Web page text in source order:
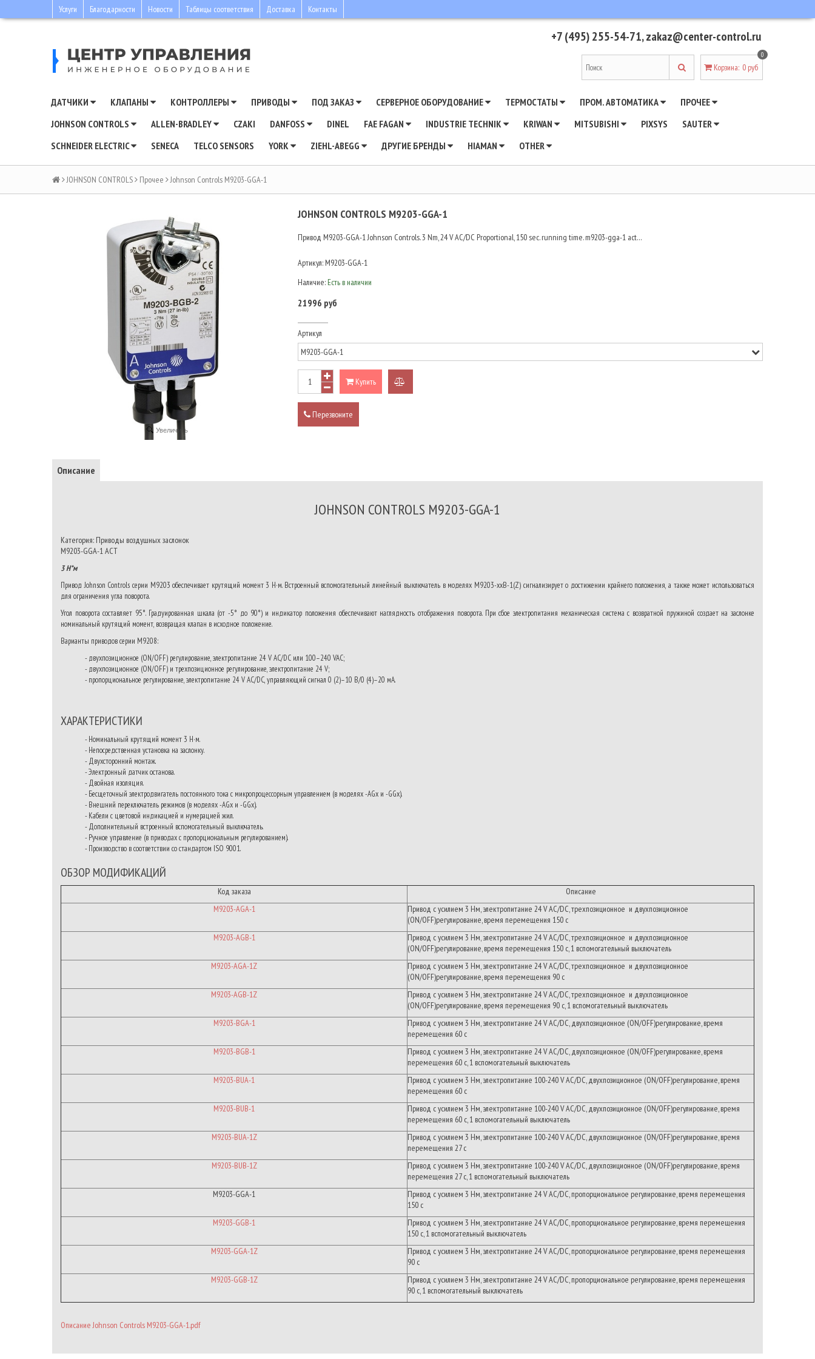
Услуги Благодарности Новости Таблицы соответствия Доставка Контакты
+7 (495) 255-54-71,zakaz@center-control.ru
Корзина:
0
0 руб
ДАТЧИКИ КЛАПАНЫ КОНТРОЛЛЕРЫ ПРИВОДЫ ПОД ЗАКАЗ СЕРВЕРНОЕ ОБОРУДОВАНИЕ ТЕРМОСТАТЫ ПРОМ. АВТОМАТИКА
ПРОЧЕЕ
JOHNSON CONTROLS
ALLEN-BRADLEY CZAKI DANFOSS DINEL FAE FAGAN INDUSTRIE TECHNIK KRIWAN MITSUBISHI PIXSYS
SAUTER
SCHNEIDER ELECTRIC
SENECA TELCO SENSORS YORK ZIEHL-ABEGG ДРУГИЕ БРЕНДЫ HIAMAN OTHER
JOHNSON CONTROLS Прочее Johnson Controls M9203-GGA-1
Увеличить
JOHNSON CONTROLS M9203-GGA-1
Привод M9203-GGA-1 Johnson Controls. 3 Nm, 24 V AC/DC Proportional, 150 sec. running time. m9203-gga-1 act…
Артикул: M9203-GGA-1
Наличие: Есть в наличии
21996 руб
Артикул
Купить
Перезвоните
Описание
JOHNSON CONTROLS M9203-GGA-1
Категория: Приводы воздушных заслонок
M9203-GGA-1 ACT
3 Н*м
Привод Johnson Controls серии M9203 обеспечивает крутящий момент 3 Н·м. Встроенный вспомогательный линейный выключатель в моделях M9203-xxB-1(Z) сигнализирует о достижении крайнего положения, а также может использоваться
для ограничения угла поворота.
Угол поворота составляет 95°. Градуированная шкала (от -5° до 90°) и индикатор положения обеспечивают наглядность отображения поворота. При сбое электропитания механическая система с возвратной пружиной создает на заслонке
номинальный крутящий момент, возвращая клапан в исходное положение.
Варианты приводов серии М9208:
- двухпозиционное (ON/OFF) регулирование, электропитание 24 V AC/DC или 100–240 VAC;
- двухпозиционное (ON/OFF) и трехпозиционное регулирование, электропитание 24 V;
- пропорциональное регулирование, электропитание 24 V AC/DC, управляющий сигнал 0 (2)–10 В/0 (4)–20 мА.
ХАРАКТЕРИСТИКИ
- Номинальный крутящий момент 3 Н·м.
- Непосредственная установка на заслонку.
- Двухсторонний монтаж.
- Электронный датчик останова.
- Двойная изоляция.
- Бесщеточный электродвигатель постоянного тока с микропроцессорным управлением (в моделях -AGx и -GGx).
- Внешний переключатель режимов (в моделях -AGx и -GGx).
- Кабели с цветовой индикацией и нумерацией жил.
- Дополнительный встроенный вспомогательный выключатель.
- Ручное управление (в приводах с пропорциональным регулированием).
- Производство в соответствии со стандартом ISO 9001.
ОБЗОР МОДИФИКАЦИЙ
Код заказа
Описание
M9203-AGA-1
Привод сусилием 3 Нм,электропитание 24VAC/DC,трехпозиционное и двухпозиционное
(ON/OFF)регулирование,время перемещения 150 с
M9203-AGB-1
Привод сусилием 3 Нм,электропитание 24VAC/DC,трехпозиционное и двухпозиционное
(ON/OFF)регулирование,время перемещения 150 с, 1 вспомогательный выключатель
M9203-AGA-1Z
Привод сусилием 3 Нм,электропитание 24VAC/DC,трехпозиционное и двухпозиционное
(ON/OFF)регулирование,время перемещения 90 с
M9203-AGB-1Z
Привод сусилием 3 Нм,электропитание 24VAC/DC,трехпозиционное и двухпозиционное
(ON/OFF)регулирование,время перемещения 90 с, 1 вспомогательный выключатель
M9203-BGA-1
Привод сусилием 3 Нм,электропитание 24VAC/DC,двухпозиционное (ON/OFF)регулирование,время
перемещения 60 с
M9203-BGB-1
Привод сусилием 3 Нм,электропитание 24VAC/DC,двухпозиционное (ON/OFF)регулирование,время
перемещения 60 с, 1 вспомогательный выключатель
M9203-BUA-1
Привод сусилием 3 Нм,электропитание 100-240VAC/DC,двухпозиционное (ON/OFF)регулирование,время
перемещения 60 с
M9203-BUB-1
Привод сусилием 3 Нм,электропитание 100-240VAC/DC,двухпозиционное (ON/OFF)регулирование,время
перемещения 60 с, 1 вспомогательный выключатель
M9203-BUA-1Z
Привод сусилием 3 Нм,электропитание 100-240VAC/DC,двухпозиционное (ON/OFF)регулирование,время
перемещения 27с
M9203-BUB-1Z
Привод сусилием 3 Нм,электропитание 100-240VAC/DC,двухпозиционное (ON/OFF)регулирование,время
перемещения 27с, 1 вспомогательный выключатель
M9203-GGA-1
Привод сусилием 3 Нм,электропитание 24VAC/DC,пропорциональное регулирование,время перемещения
150 с
M9203-GGB-1
Привод сусилием 3 Нм,электропитание 24VAC/DC,пропорциональное регулирование,время перемещения
150 с, 1 вспомогательный выключатель
M9203-GGA-1Z
Привод сусилием 3 Нм,электропитание 24VAC/DC,пропорциональное регулирование,время перемещения
90 с
M9203-GGB-1Z
Привод сусилием 3 Нм,электропитание 24VAC/DC,пропорциональное регулирование,время перемещения
90 с, 1 вспомогательный выключатель
Описание Johnson Controls M9203-GGA-1.pdf